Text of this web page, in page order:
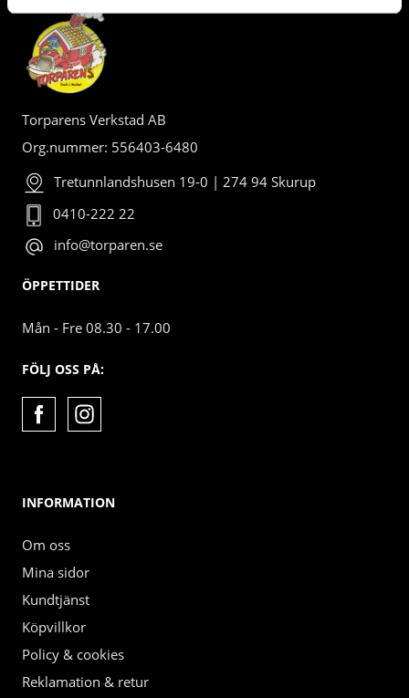
Torparens Verkstad AB
Org.nummer: 556403-6480
Tretunnlandshusen 19-0 | 274 94 Skurup
0410-222 22
info@torparen.se
ÖPPETTIDER
Mån - Fre 08.30 - 17.00
FÖLJ OSS PÅ:
INFORMATION
Om oss
Mina sidor
Kundtjänst
Köpvillkor
Policy & cookies
Reklamation & retur